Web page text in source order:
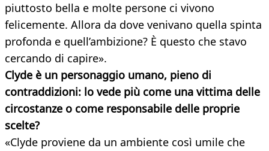
piuttosto bella e molte persone ci vivono
felicemente. Allora da dove venivano quella spinta
profonda e quell’ambizione? È questo che stavo
cercando di capire».
Clyde è un personaggio umano, pieno di
contraddizioni: lo vede più come una vittima delle
circostanze o come responsabile delle proprie
scelte?
«Clyde proviene da un ambiente così umile che